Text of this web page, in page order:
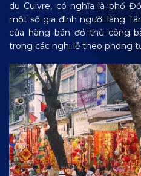
du Cuivre, có nghĩa là phố
một số gia đình người làng
cửa hàng bán đồ thủ công
trong các nghi lễ theo phong